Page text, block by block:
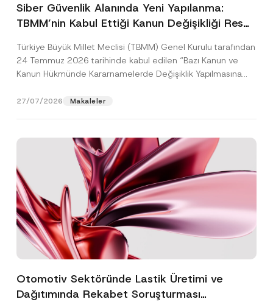
Siber Güvenlik Alanında Yeni Yapılanma:
TBMM’nin Kabul Ettiği Kanun Değişikliği Resmî
Türkiye Büyük Millet Meclisi (TBMM) Genel Kurulu tarafından
24 Temmuz 2026 tarihinde kabul edilen “Bazı Kanun ve
Kanun Hükmünde Kararnamelerde Değişiklik Yapılmasına
27/07/2026 Makaleler
Otomotiv Sektöründe Lastik Üretimi ve
Dağıtımında Rekabet Soruşturması